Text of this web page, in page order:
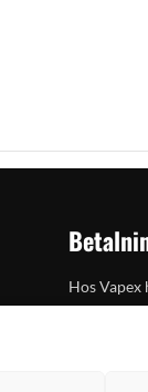
Hos Vapex